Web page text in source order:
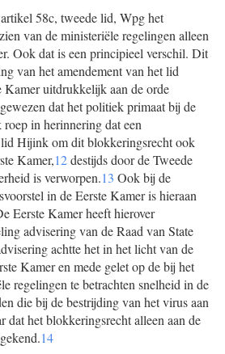
58c, tweede lid, Wpg het
van de ministeriële regelingen alleen
Ook dat is een principieel verschil. Dit
van het amendement van het lid
uitdrukkelijk aan de orde
dat het politiek primaat bij de
roep in herinnering dat een
lid Hijink om dit blokkeringsrecht ook
Kamer,12destijds door de Tweede
is verworpen.13 Ook bij de
in de Eerste Kamer is hieraan
Eerste Kamer heeft hierover
advisering van de Raad van State
achtte het in het licht van de
Kamer en mede gelet op de bij het
regelingen te betrachten snelheid in de
die bij de bestrijding van het virus aan
dat het blokkeringsrecht alleen aan de
14